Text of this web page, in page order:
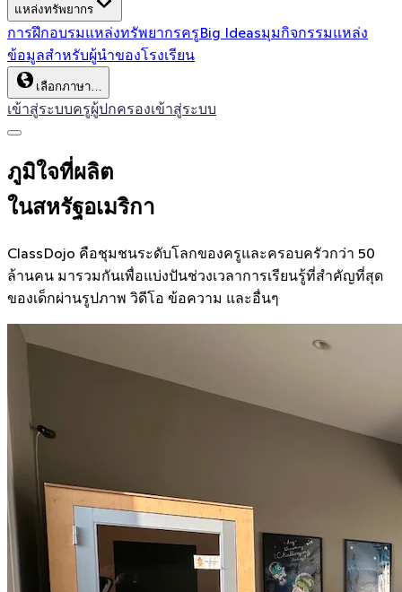
แหล่งทรัพยากร
การฝึกอบรมแหล่งทรัพยากรครูBig Ideasมุมกิจกรรมแหล่ง
ข้อมูลสำหรับผู้นำของโรงเรียน
เลือกภาษา…
เข้าสู่ระบบครูผู้ปกครองเข้าสู่ระบบ
ภูมิใจที่ผลิต
ในสหรัฐอเมริกา
ClassDojo คือชุมชนระดับโลกของครูและครอบครัวกว่า 50
ล้านคน มารวมกันเพื่อแบ่งปันช่วงเวลาการเรียนรู้ที่สำคัญที่สุด
ของเด็กผ่านรูปภาพ วิดีโอ ข้อความ และอื่นๆ